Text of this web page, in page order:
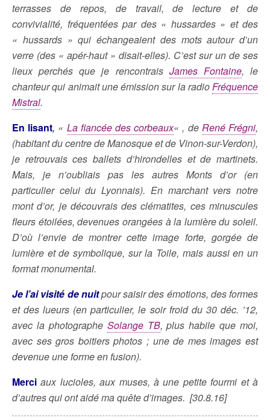
terrasses de repos, de travail, de lecture et de
convivialité, fréquentées par des « hussardes » et des
« hussards » qui échangeaient des mots autour d’un
verre (des « apér-haut » disait-elles). C’est sur un de ses
lieux perchés que je rencontrais James Fontaine, le
chanteur qui animait une émission sur la radioFréquence
Mistral.
En lisant, « La fiancée des corbeaux« , de René Frégni,
(habitant du centre de Manosque et de Vinon-sur-Verdon),
je retrouvais ces ballets d’hirondelles et de martinets.
Mais, je n’oubliais pas les autres Monts d’or (en
particulier celui du Lyonnais). En marchant vers notre
mont d’or, je découvrais des clématites, ces minuscules
fleurs étoilées, devenues orangées à la lumière du soleil.
D’où l’envie de montrer cette image forte, gorgée de
lumière et de symbolique, sur la Toile, mais aussi en un
format monumental.
Je l’ai visité de nuitpour saisir des émotions, des formes
et des lueurs (en particulier, le soir froid du 30 déc. ’12,
avec la photographe Solange TB, plus habile que moi,
avec ses gros boitiers photos ; une de mes images est
devenue une forme en fusion).
Merci aux lucioles, aux muses, à une petite fourmi et à
d’autres qui ont aidé ma quête d’images. [30.8.16]